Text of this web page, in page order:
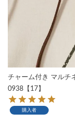
チャーム付き マルチ
0938【17】
購入者